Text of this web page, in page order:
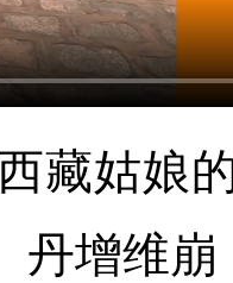
姑娘的
丹增维崩